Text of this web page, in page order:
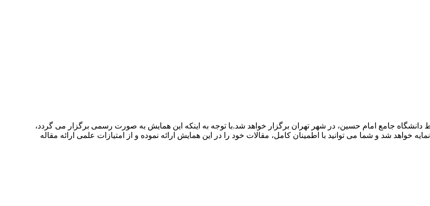
المللی هوش مصنوعی و تمدن آینده در تاریخ ۷ بهمن ۱۴۰۳ توسط دانشگاه جامع امام حسین، در شهر تهران برگزار خواهد شد.با توجه به اینکه این همایش به صورت رسمی برگزار می گردد،
خواهد شد و شما می توانید با اطمینان کامل، مقالات خود را در این همایش ارائه نموده و از امتیازات علمی ارائه مقاله